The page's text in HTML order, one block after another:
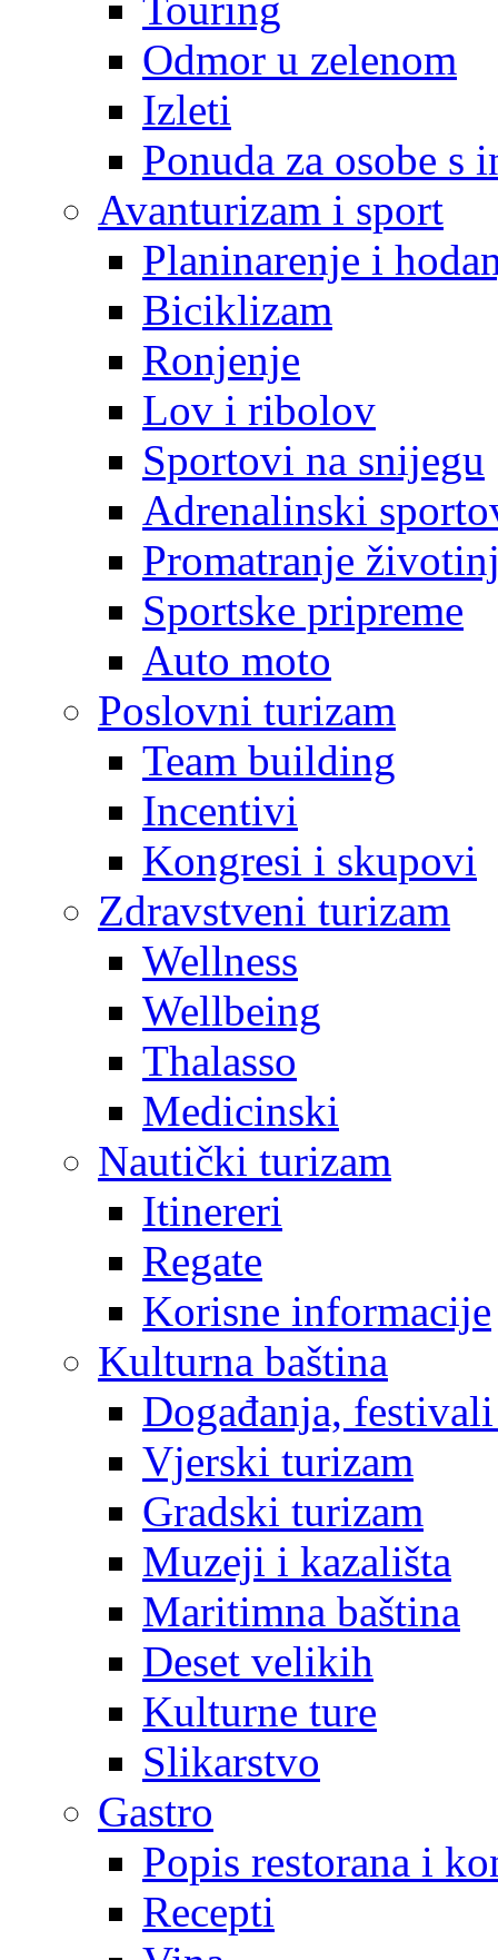
Odmor u zelenom
Izleti
Ponuda za osobe s
Avanturizam i sport
Planinarenje i
Biciklizam
Ronjenje
Lov i ribolov
Sportovi na snijegu
Adrenalinski
Promatranje
Sportske pripreme
Auto moto
Poslovni turizam
Team building
Incentivi
Kongresi i skupovi
Zdravstveni turizam
Wellness
Wellbeing
Thalasso
Medicinski
Nautički turizam
Itinereri
Regate
Korisne informacije
Kulturna baština
Događanja,
Vjerski turizam
Gradski turizam
Muzeji i kazališta
Maritimna baština
Deset velikih
Kulturne ture
Slikarstvo
Gastro
Popis restorana i
Recepti